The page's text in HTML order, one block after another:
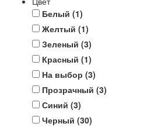
Белый (1)
Желтый (1)
Зеленый (3)
Красный (1)
На выбор (3)
Прозрачный (3)
Синий (3)
Черный (30)